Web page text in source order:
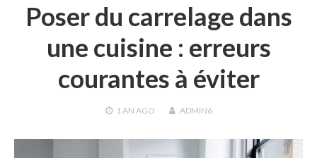
Poser du carrelage dans
une cuisine : erreurs
courantes à éviter
1 AN AGO ADMIN6